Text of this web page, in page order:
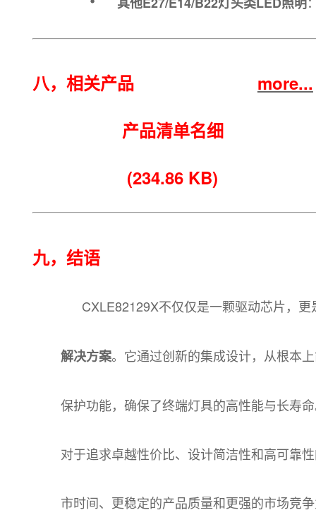
八，相关产品 more...
产品清单名细
(234.86 KB)
九，结语
CXLE82129X不仅仅是一颗驱动芯片，更
解决方案。它通过创新的集成设计，从根本
保护功能，确保了终端灯具的高性能与长寿
对于追求卓越性价比、设计简洁性和高可靠
市时间、更稳定的产品质量和更强的市场竞